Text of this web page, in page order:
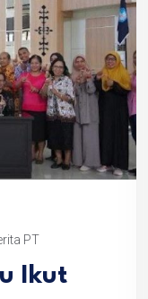
PT
Ikut